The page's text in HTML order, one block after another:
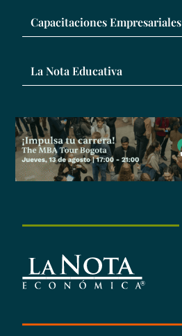
Capacitaciones Empresariales
La Nota Educativa